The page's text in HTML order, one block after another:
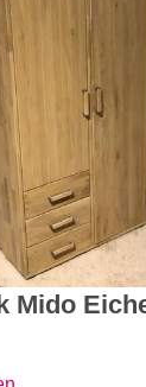
Mido